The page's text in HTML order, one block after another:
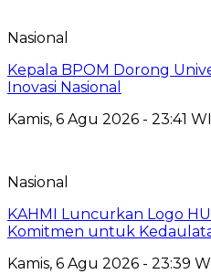
Nasional
Kepala BPOM Dorong
Inovasi Nasional
Kamis, 6 Agu 2026 - 23:41
Nasional
KAHMI Luncurkan Logo
Komitmen untuk
Kamis, 6 Agu 2026 - 23:39